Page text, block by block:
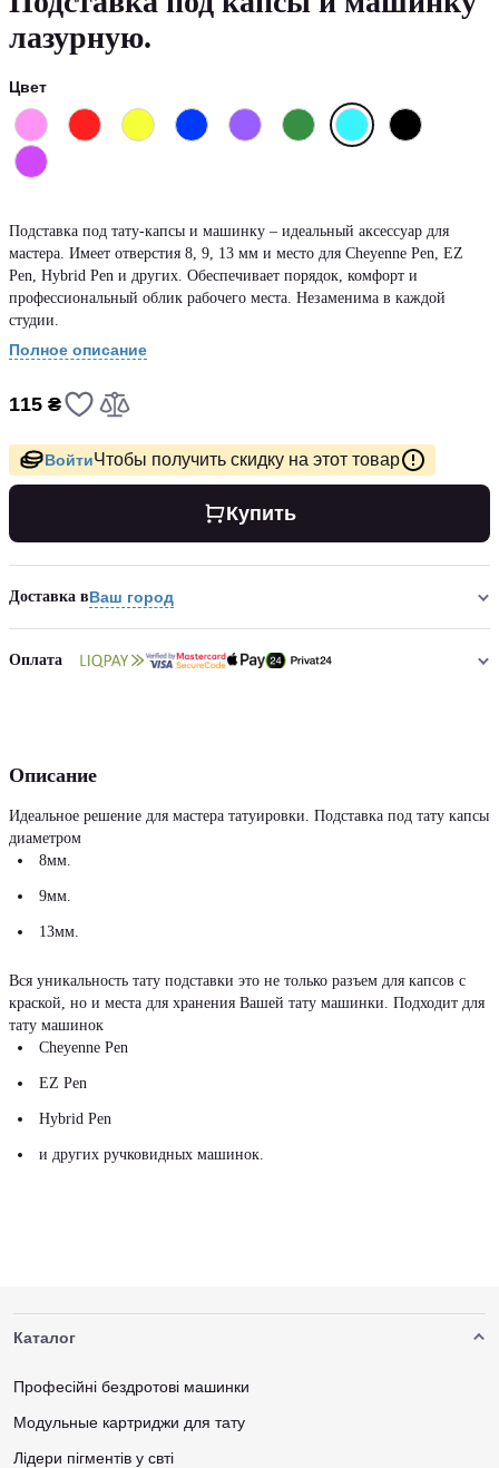
лазурную.
Цвет
Подставка под тату-капсы и машинку – идеальный аксессуар для
мастера. Имеет отверстия 8, 9, 13 мм и место для Cheyenne Pen, EZ
Pen, Hybrid Pen и других. Обеспечивает порядок, комфорт и
профессиональный облик рабочего места. Незаменима в каждой
студии.
Полное описание
115 ₴
ВойтиЧтобы получить скидку на этот товар
Купить
Доставка вВаш город
Оплата
Описание
Идеальное решение для мастера татуировки. Подставка под тату капсы
диаметром
8мм.
9мм.
13мм.
Вся уникальность тату подставки это не только разъем для капсов с
краской, но и места для хранения Вашей тату машинки. Подходит для
тату машинок
Cheyenne Pen
EZ Pen
Hybrid Pen
и других ручковидных машинок.
Каталог
Професійні бездротові машинки
Модульные картриджи для тату
Лідери пігментів у свті